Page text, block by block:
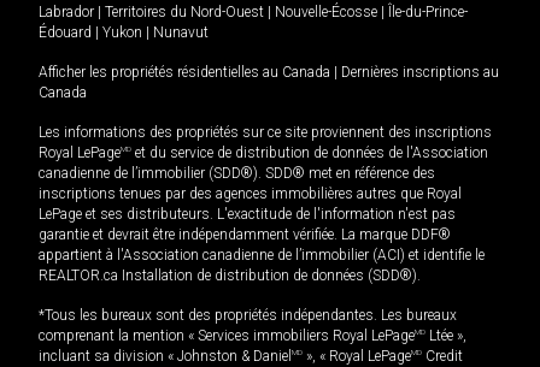
Labrador
Territoires du Nord-Ouest Nouvelle-Écosse
Île-du-Prince-
Édouard
Yukon Nunavut
Afficher les propriétés résidentielles au Canada
Dernières inscriptions au
Canada
Les informations des propriétés sur ce site proviennent des inscriptions
Royal LePageMD et du service de distribution de données de l'Association
canadienne de l’immobilier (SDD®). SDD® met en référence des
inscriptions tenues par des agences immobilières autres que Royal
LePage et ses distributeurs. L'exactitude de l'information n'est pas
garantie et devrait être indépendamment vérifiée. La marque DDF®
appartient à l'Association canadienne de l’immobilier (ACI) et identifie le
REALTOR.ca Installation de distribution de données (SDD®).
*Tous les bureaux sont des propriétés indépendantes. Les bureaux
comprenant la mention « Services immobiliers Royal LePageMD Ltée »,
incluant sa division « Johnston & Daniel MD », « Royal LePageMD Credit